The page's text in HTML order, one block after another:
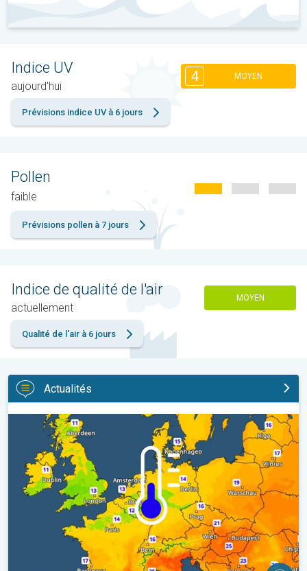
Indice UV
aujourd'hui
4 MOYEN
Prévisions indice UV à 6 jours
Pollen
faible
Prévisions pollen à 7 jours
Indice de qualité de l'air
actuellement
MOYEN
Qualité de l'air à 6 jours
Actualités
Des nuits plus fraîches en perspective. Europe occidentale. . .